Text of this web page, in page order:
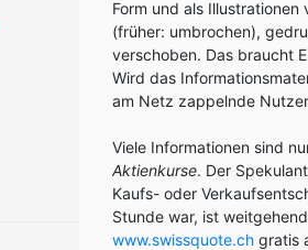
Form und als
(früher: umbrochen),
verschoben. Das braucht
Wird das
am Netz zappelnde
Viele Informationen sind
Aktienkurse. Der
Kaufs- oder
Stunde war, ist
www.swissquote.ch gratis